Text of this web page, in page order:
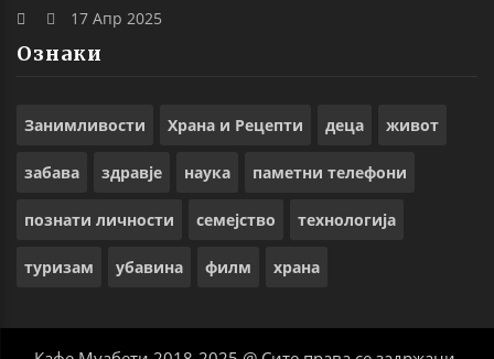
17 Апр 2025
Ознаки
Занимливости Храна и Рецепти деца живот
забава здравје наука паметни телефони
познати личности семејство технологија
туризам убавина филм храна